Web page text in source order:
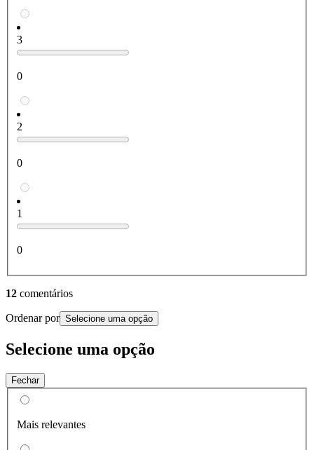
3
0
2
0
1
0
12 comentários
Ordenar por Selecione uma opção
Selecione uma opção
Fechar
Mais relevantes